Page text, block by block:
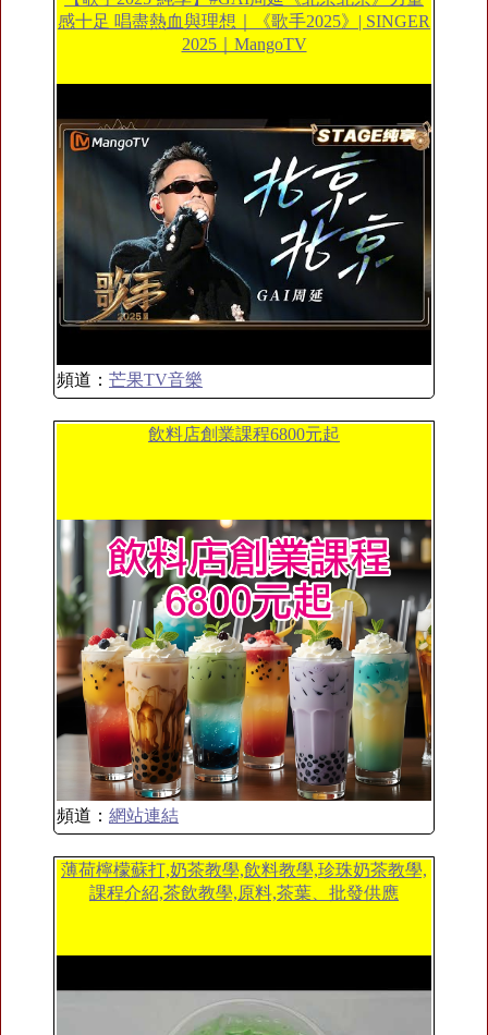
感十足 唱盡熱血與理想｜《歌手2025》| SINGER
2025｜MangoTV
頻道： 芒果TV音樂
飲料店創業課程6800元起
頻道： 網站連結
薄荷檸檬蘇打,奶茶教學,飲料教學,珍珠奶茶教學,
課程介紹,茶飲教學,原料,茶葉、批發供應